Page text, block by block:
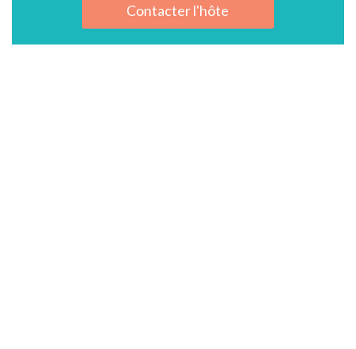
Contacter l'hôte